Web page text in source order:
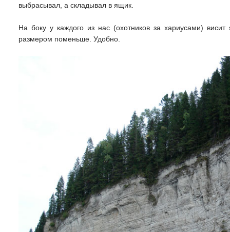
выбрасывал, а складывал в ящик.
На боку у каждого из нас (охотников за хариусами)
размером поменьше. Удобно.